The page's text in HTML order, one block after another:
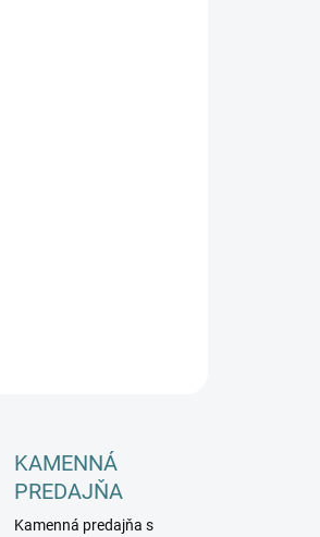
KAMENNÁ
PREDAJŇA
Kamenná predajňa s